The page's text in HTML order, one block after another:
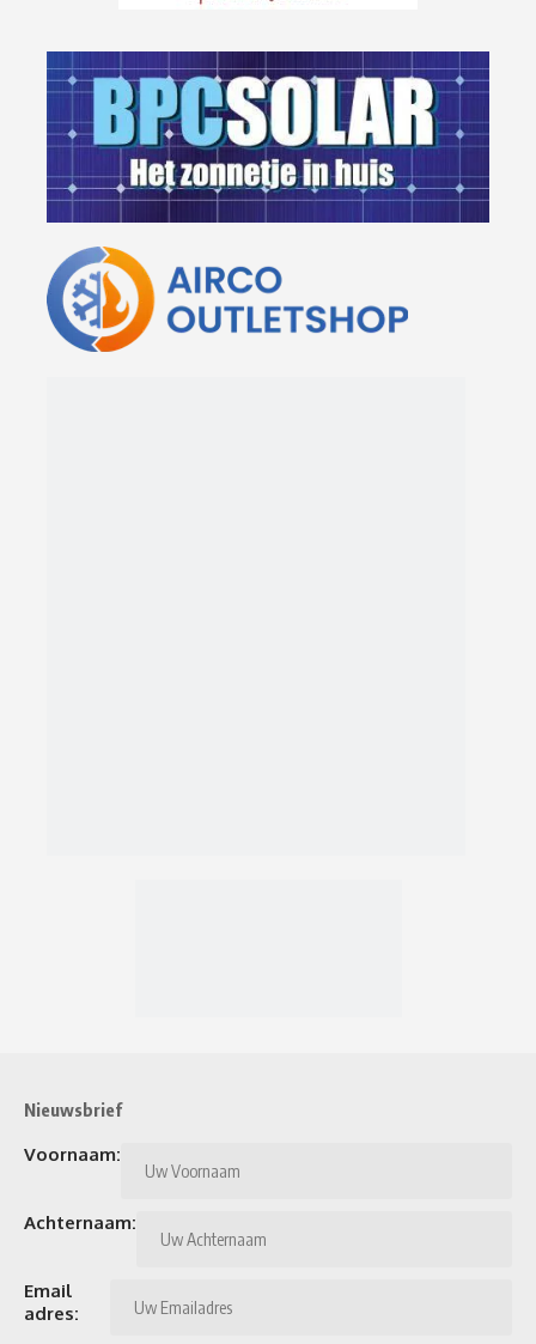
Nieuwsbrief
Voornaam:
Achternaam:
Email
adres: